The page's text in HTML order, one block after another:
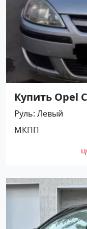
Купить Opel
(1200/75 л.с.)
Темрюк
по цене
№27491 на
Руль Левый
МКПП